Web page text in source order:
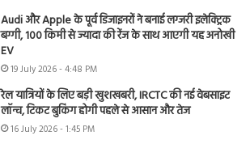
Audi और Apple के पूर्व डिजाइनरों ने बनाई लग्जरी इलेक्ट्रिक
बग्गी, 100 किमी से ज्यादा की रेंज के साथ आएगी यह अनोखी
EV
19 July 2026 - 4:48 PM
रेल यात्रियों के लिए बड़ी खुशखबरी, IRCTC की नई वेबसाइट
लॉन्च, टिकट बुकिंग होगी पहले से आसान और तेज
16 July 2026 - 1:45 PM